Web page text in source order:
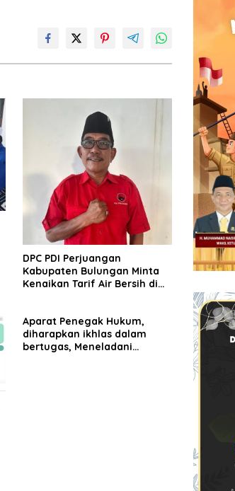
DPC PDI Perjuangan
Kabupaten Bulungan Minta
Kenaikan Tarif Air Bersih di
Aparat Penegak Hukum,
diharapkan ikhlas dalam
bertugas, Meneladani